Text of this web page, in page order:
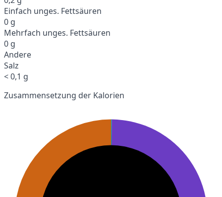
Einfach unges. Fettsäuren
0 g
Mehrfach unges. Fettsäuren
0 g
Andere
Salz
< 0,1 g
Zusammensetzung der Kalorien